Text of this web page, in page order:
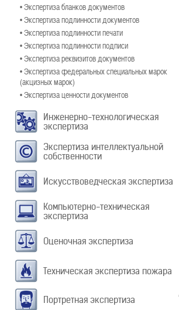
• Экспертиза бланков документов
• Экспертиза подлинности документов
• Экспертиза подлинности печати
• Экспертиза подлинности подписи
• Экспертиза реквизитов документов
• Экспертиза федеральных специальных марок
(акцизных марок)
• Экспертиза ценности документов
Инженерно-технологическая
экспертиза
Экспертиза интеллектуальной
собственности
Искусствоведческая экспертиза
Компьютерно-техническая
экспертиза
Оценочная экспертиза
Техническая экспертиза пожара
Портретная экспертиза